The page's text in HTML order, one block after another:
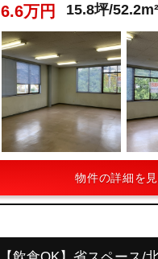
6.6万円 15.8坪/52.2m²
物件の詳細を